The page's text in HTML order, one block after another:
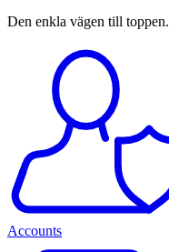
Den enkla vägen till toppen.
Accounts